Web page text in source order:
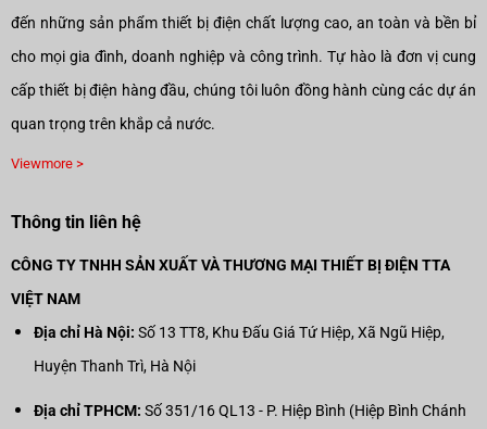
đến những sản phẩm thiết bị điện chất lượng cao, an toàn và bền bỉ
cho mọi gia đình, doanh nghiệp và công trình. Tự hào là đơn vị cung
cấp thiết bị điện hàng đầu, chúng tôi luôn đồng hành cùng các dự án
quan trọng trên khắp cả nước.
Viewmore >
Thông tin liên hệ
CÔNG TY TNHH SẢN XUẤT VÀ THƯƠNG MẠI THIẾT BỊ ĐIỆN TTA
VIỆT NAM
Địa chỉ Hà Nội: Số 13 TT8, Khu Đấu Giá Tứ Hiệp, Xã Ngũ Hiệp,
Huyện Thanh Trì, Hà Nội
Địa chỉ TPHCM: Số 351/16 QL13 - P. Hiệp Bình (Hiệp Bình Chánh